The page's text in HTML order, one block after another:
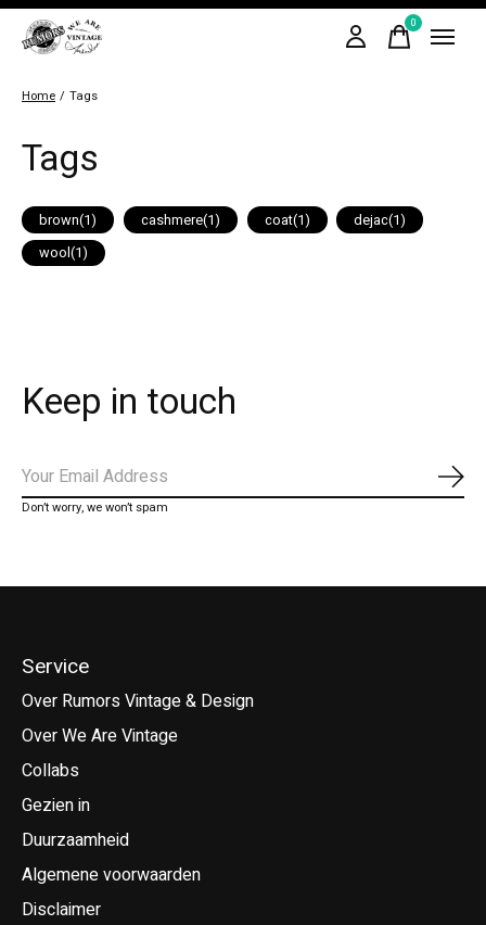
0items
Home / Tags
Tags
brown(1) cashmere(1) coat(1) dejac(1)
wool(1)
Keep in touch
Don’t worry, we won’t spam
Service
Over Rumors Vintage & Design
Over We Are Vintage
Collabs
Gezien in
Duurzaamheid
Algemene voorwaarden
Disclaimer